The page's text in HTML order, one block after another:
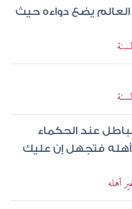
يضع دواءه حيث
عند الحكماء
أهله فتجهل إن عليك
أهله